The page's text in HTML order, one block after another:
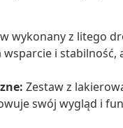
wykonany z litego
i
Zestaw z
swój wygląd i